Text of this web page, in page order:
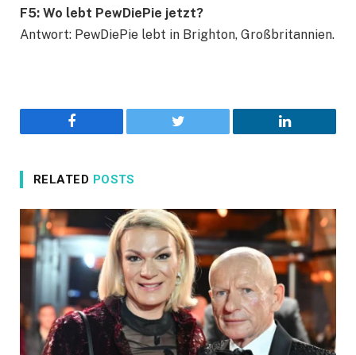
F5: Wo lebt PewDiePie jetzt?
Antwort: PewDiePie lebt in Brighton, Großbritannien.
Facebook Twitter LinkedIn
RELATED POSTS